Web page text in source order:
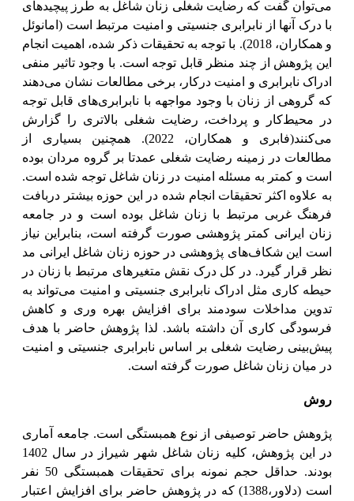
می‌توان گفت که رضایت شغلی زنان شاغل به طرز پیچیدهای
با درک آنها از نابرابری جنسیتی و امنیت مرتبط است (امانوئل
و همکاران، 2018). با توجه به تحقیقات ذکر شده،
اهمیت انجام
این پژوهش از چند منظر قابل توجه است. با وجود تاثیر منفی
ادراک نابرابری و امنیت درکار، برخی مطالعات نشان می‌دهند
که گروهی از زنان با وجود مواجهه با نابرابری‌های قابل توجه
در محیط‌کار و پرداخت، رضایت شغلی بالاتری را گزارش
می‌کنند(فابری و همکاران، 2022). همچنین بسیاری از
مطالعات در زمینه رضایت شغلی عمدتا بر گروه مردان بوده
است و کمتر به مسئله امنیت در زنان شاغل توجه شده است.
به علاوه اکثر تحقیقات انجام شده در این حوزه بیشتر دربافت
فرهنگ غربی مرتبط با زنان شاغل بوده است و در جامعه
زنان ایرانی کمتر پژوهشی صورت گرفته است، بنابراین نیاز
است این شکاف‌های پژوهشی در حوزه زنان شاغل ایرانی مد
نظر قرار گیرد. در کل درک نقش متغیرهای مرتبط با زنان در
حیطه کاری مثل ادراک نابرابری جنسیتی و امنیت می‌تواند به
تدوین مداخلات سودمند برای افزایش بهره وری و کاهش
فرسودگی کاری آن داشته باشد. لذا پژوهش حاضر با هدف
پیش‌بینی رضایت شغلی بر اساس نابرابری جنسیتی و امنیت
در میان زنان شاغل صورت گرفته است.
روش
پژوهش حاضر توصیفی از نوع همبستگی است. جامعه آماری
در این پژوهش، کلیه زنان شاغل شهر شیراز در سال 1402
بودند. حداقل حجم نمونه برای تحقیقات همبستگی 50 نفر
است (دلاور،1388) که در پژوهش حاضر برای افزایش اعتبار